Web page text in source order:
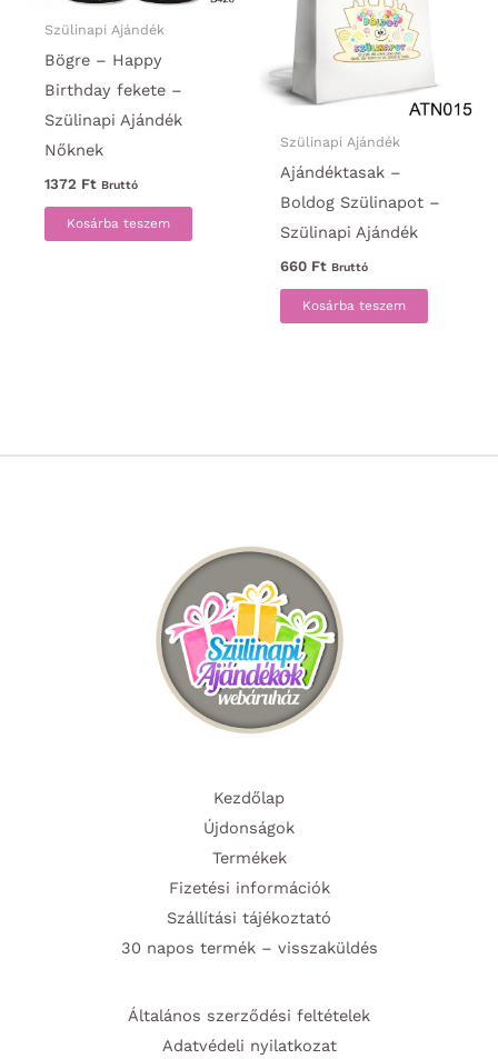
Szülinapi Ajándék
Bögre – Happy
Birthday fekete –
Szülinapi Ajándék
Nőknek
1372 Ft Bruttó
Kosárba teszem
Szülinapi Ajándék
Ajándéktasak –
Boldog Szülinapot –
Szülinapi Ajándék
660 Ft Bruttó
Kosárba teszem
Kezdőlap
Újdonságok
Termékek
Fizetési információk
Szállítási tájékoztató
30 napos termék – visszaküldés
Általános szerződési feltételek
Adatvédeli nyilatkozat